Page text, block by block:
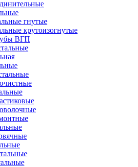
гнутые
крутоизогнутые
ВГП